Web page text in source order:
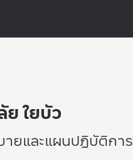
ใยบัว
ายและแผนปฏิบัติการ